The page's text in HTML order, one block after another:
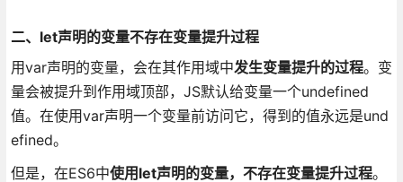
二、let声明的变量不存在变量提升过程
用var声明的变量，会在其作用域中发生变量提升的过程。变
量会被提升到作用域顶部，JS默认给变量一个undefined
值。在使用var声明一个变量前访问它，得到的值永远是und
efined。
但是，在ES6中使用let声明的变量，不存在变量提升过程。